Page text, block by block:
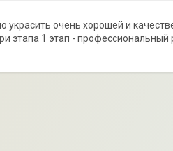
очень хорошей и
этапа 1 этап -